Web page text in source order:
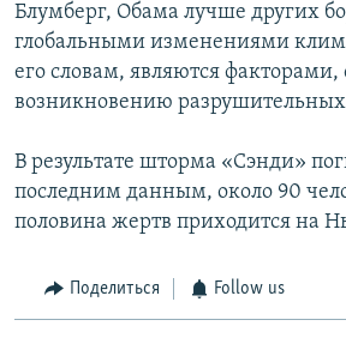
Блумберг, Обама лучше других
глобальными изменениями
его словам, являются
возникновению разрушительных
В результате шторма «Сэнди»
последним данным, около 90
половина жертв приходится на
Поделиться Follow us